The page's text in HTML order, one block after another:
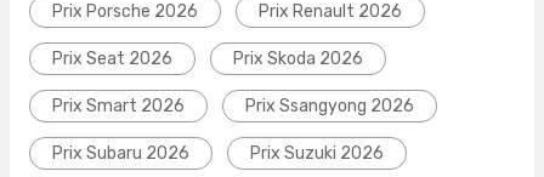
Prix Porsche 2026 Prix Renault 2026
Prix Seat 2026 Prix Skoda 2026
Prix Smart 2026 Prix Ssangyong 2026
Prix Subaru 2026 Prix Suzuki 2026